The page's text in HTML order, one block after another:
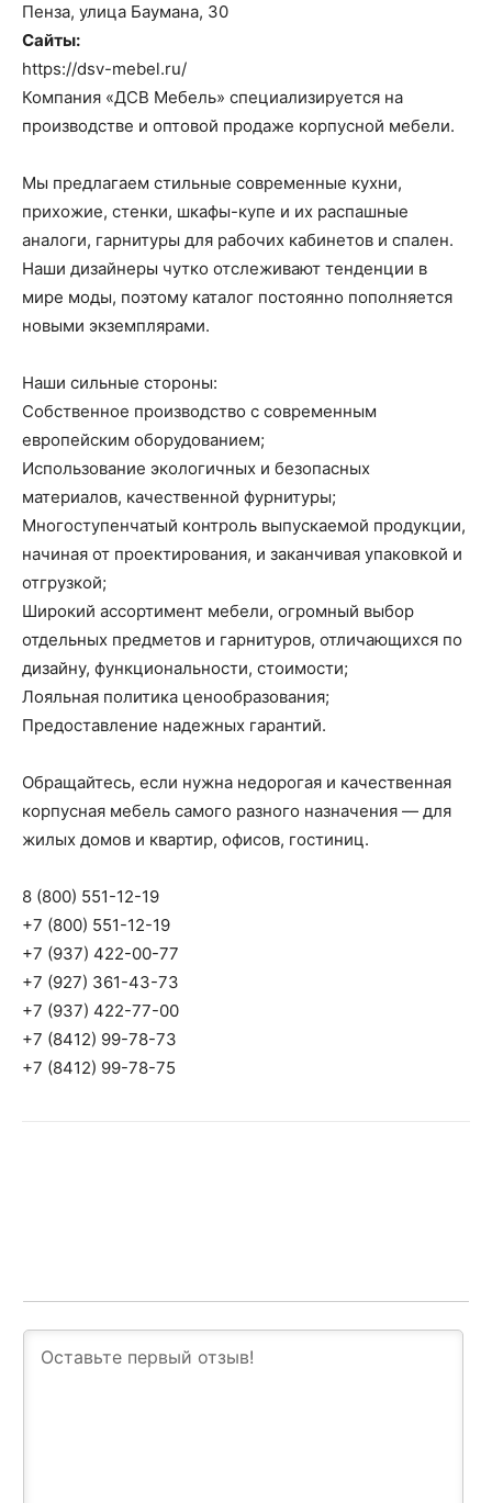
Пенза, улица Баумана, 30
Сайты:
https://dsv-mebel.ru/
Компания «ДСВ Мебель» специализируется на
производстве и оптовой продаже корпусной мебели.
Мы предлагаем стильные современные кухни,
прихожие, стенки, шкафы-купе и их распашные
аналоги, гарнитуры для рабочих кабинетов и спален.
Наши дизайнеры чутко отслеживают тенденции в
мире моды, поэтому каталог постоянно пополняется
новыми экземплярами.
Наши сильные стороны:
Собственное производство с современным
европейским оборудованием;
Использование экологичных и безопасных
материалов, качественной фурнитуры;
Многоступенчатый контроль выпускаемой продукции,
начиная от проектирования, и заканчивая упаковкой и
отгрузкой;
Широкий ассортимент мебели, огромный выбор
отдельных предметов и гарнитуров, отличающихся по
дизайну, функциональности, стоимости;
Лояльная политика ценообразования;
Предоставление надежных гарантий.
Обращайтесь, если нужна недорогая и качественная
корпусная мебель самого разного назначения — для
жилых домов и квартир, офисов, гостиниц.
8 (800) 551-12-19
+7 (800) 551-12-19
+7 (937) 422-00-77
+7 (927) 361-43-73
+7 (937) 422-77-00
+7 (8412) 99-78-73
+7 (8412) 99-78-75